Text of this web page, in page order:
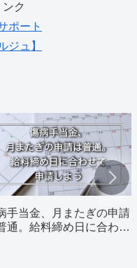
ク
ポート
ジュ】
手当金、月またぎの申請
通。給料締め日に合わせ